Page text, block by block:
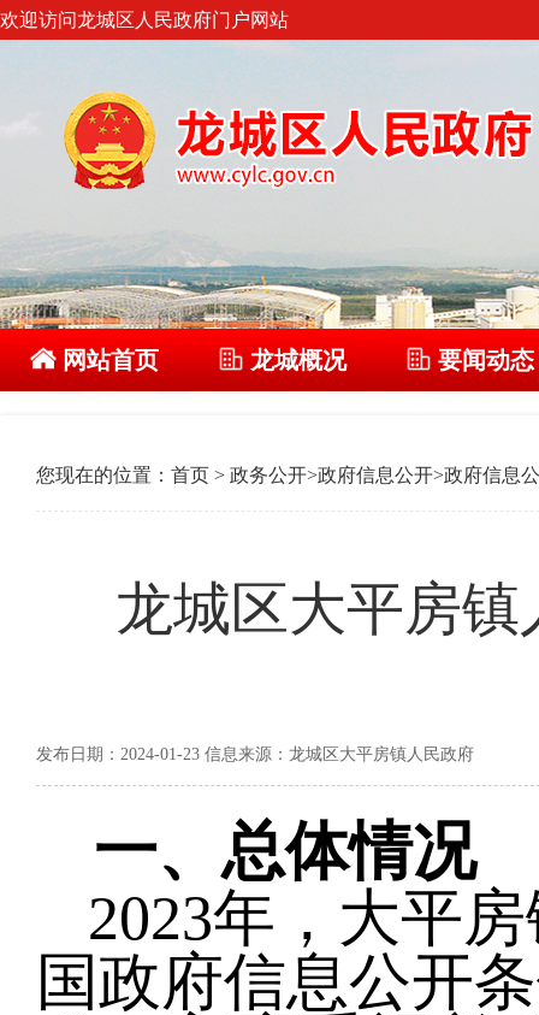
欢迎访问龙城区人民政府门户网站
网站首页 龙城概况 要闻动态
您现在的位置： 首页 > 政务公开>政府信息公开>政府信息
龙城区大平房镇
发布日期：2024-01-23 信息来源：龙城区大平房镇人民政府
一、 总体情况
2023年，大平
国政府信息公开